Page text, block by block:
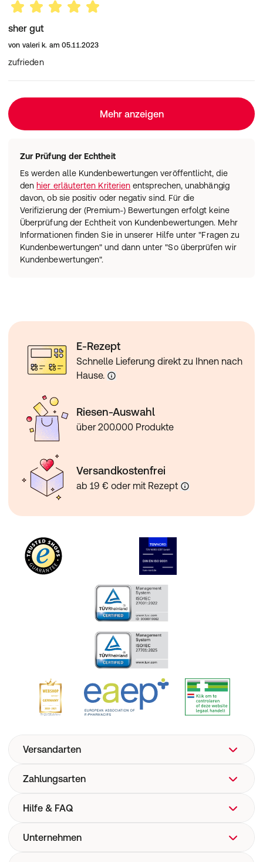
sher gut
von valeri k. am 05.11.2023
zufrieden
Mehr anzeigen
Zur Prüfung der Echtheit
Es werden alle Kundenbewertungen veröffentlicht, die
den hier erläuterten Kriterien entsprechen, unabhängig
davon, ob sie positiv oder negativ sind. Für die
Verifizierung der (Premium-) Bewertungen erfolgt keine
Überprüfung der Echtheit von Kundenbewertungen. Mehr
Informationen finden Sie in unserer Hilfe unter "Fragen zu
Kundenbewertungen" und dann unter "So überprüfen wir
Kundenbewertungen".
E-Rezept
Schnelle Lieferung direkt zu Ihnen nach
Hause.
Riesen-Auswahl
über 200.000 Produkte
Versandkostenfrei
ab 19 € oder mit Rezept
Versandarten
Zahlungsarten
Hilfe & FAQ
FAQ
Unternehmen